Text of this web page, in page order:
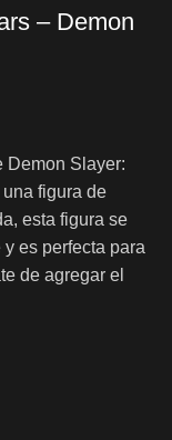
– Demon
Demon Slayer:
una figura de
esta figura se
es perfecta para
de agregar el